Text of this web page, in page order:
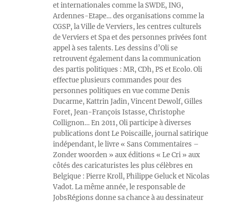
et internationales comme la SWDE, ING,
Ardennes-Etape… des organisations comme la
CGSP, la Ville de Verviers, les centres culturels
de Verviers et Spa et des personnes privées font
appel à ses talents. Les dessins d’Oli se
retrouvent également dans la communication
des partis politiques : MR, CDh, PS et Ecolo. Oli
effectue plusieurs commandes pour des
personnes politiques en vue comme Denis
Ducarme, Kattrin Jadin, Vincent Dewolf, Gilles
Foret, Jean-François Istasse, Christophe
Collignon… En 2011, Oli participe à diverses
publications dont Le Poiscaille, journal satirique
indépendant, le livre « Sans Commentaires –
Zonder woorden » aux éditions « Le Cri » aux
côtés des caricaturistes les plus célèbres en
Belgique : Pierre Kroll, Philippe Geluck et Nicolas
Vadot. La même année, le responsable de
JobsRégions donne sa chance à au dessinateur